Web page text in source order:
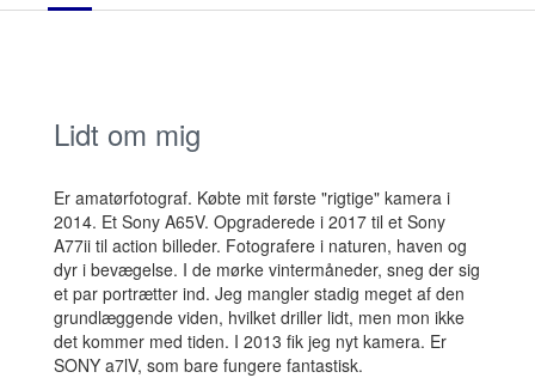
Lidt om mig
Er amatørfotograf. Købte mit første "rigtige" kamera i
2014. Et Sony A65V. Opgraderede i 2017 til et Sony
A77ii til action billeder. Fotografere i naturen, haven og
dyr i bevægelse. I de mørke vintermåneder, sneg der sig
et par portrætter ind. Jeg mangler stadig meget af den
grundlæggende viden, hvilket driller lidt, men mon ikke
det kommer med tiden. I 2013 fik jeg nyt kamera. Er
SONY a7lV, som bare fungere fantastisk.